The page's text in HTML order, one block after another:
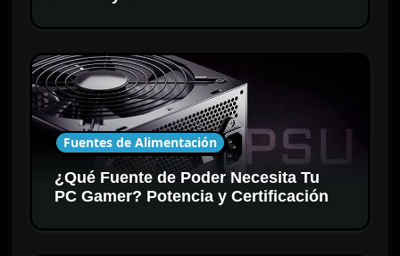
Fuentes de Alimentación
¿Qué Fuente de Poder Necesita Tu
PC Gamer? Potencia y Certificación